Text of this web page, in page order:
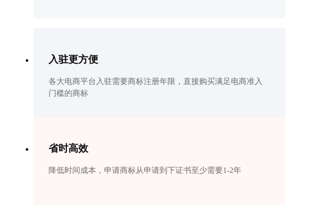
入驻更方便
各大电商平台入驻需要商标注册年限，直接购买满足电商准入
门槛的商标
省时高效
降低时间成本，申请商标从申请到下证书至少需要1-2年